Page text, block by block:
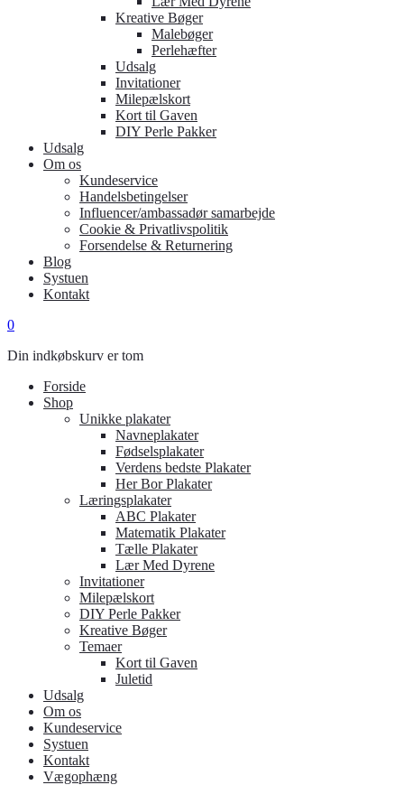
Kreative Bøger
Malebøger
Perlehæfter
Udsalg
Invitationer
Milepælskort
Kort til Gaven
DIY Perle Pakker
Udsalg
Om os
Kundeservice
Handelsbetingelser
Influencer/ambassadør samarbejde
Cookie & Privatlivspolitik
Forsendelse & Returnering
Blog
Systuen
Kontakt
0
Din indkøbskurv er tom
Forside
Shop
Unikke plakater
Navneplakater
Fødselsplakater
Verdens bedste Plakater
Her Bor Plakater
Læringsplakater
ABC Plakater
Matematik Plakater
Tælle Plakater
Lær Med Dyrene
Invitationer
Milepælskort
DIY Perle Pakker
Kreative Bøger
Temaer
Kort til Gaven
Juletid
Udsalg
Om os
Kundeservice
Systuen
Kontakt
Vægophæng